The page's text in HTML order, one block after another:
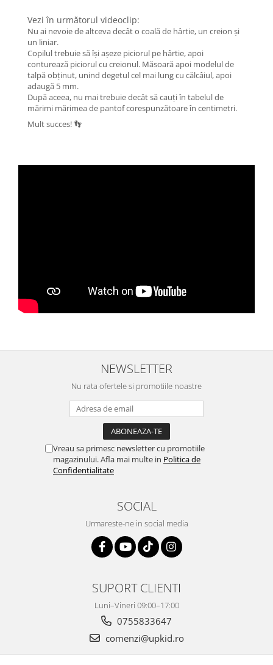
Vezi în următorul videoclip:
Nu ai nevoie de altceva decât o coală de hârtie, un creion și
un liniar.
Copilul trebuie să își așeze piciorul pe hârtie, apoi
conturează piciorul cu creionul. Măsoară apoi modelul de
talpă obținut, unind degetul cel mai lung cu călcâiul, apoi
adaugă 5 mm.
După aceea, nu mai trebuie decât să cauți în tabelul de
mărimi mărimea de pantof corespunzătoare în centimetri.
Mult succes! 👣
NEWSLETTER
Nu rata ofertele si promotiile noastre
Vreau sa primesc newsletter cu promotiile
magazinului. Afla mai multe in Politica de
Confidentialitate
SOCIAL
Urmareste-ne in social media
SUPORT CLIENTI
Luni–Vineri 09:00–17:00
0755833647
comenzi@upkid.ro